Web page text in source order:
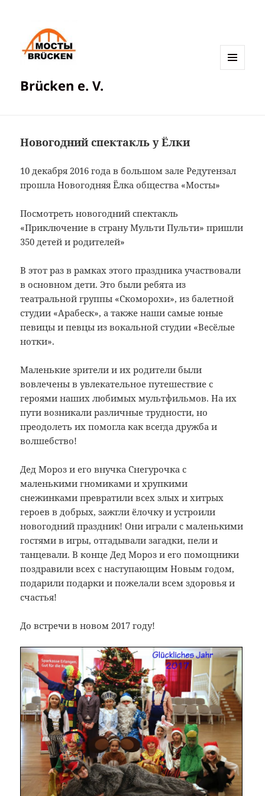
Brücken e. V.
Новогодний спектакль у Ёлки
10 декабря 2016 года в большом зале Редутензал
прошла Новогодняя Ёлка общества «Мосты»
Посмотреть новогодний спектакль
«Приключение в страну Мульти Пульти» пришли
350 детей и родителей»
В этот раз в рамках этого праздника участвовали
в основном дети. Это были ребята из
театральной группы «Скоморохи», из балетной
студии «Арабеск», а также наши самые юные
певицы и певцы из вокальной студии «Весёлые
нотки».
Маленькие зрители и их родители были
вовлечены в увлекательное путешествие с
героями наших любимых мультфильмов. На их
пути возникали различные трудности, но
преодолеть их помогла как всегда дружба и
волшебство!
Дед Мороз и его внучка Снегурочка с
маленькими гномиками и хрупкими
снежинками превратили всех злых и хитрых
героев в добрых, зажгли ёлочку и устроили
новогодний праздник! Они играли с маленькими
гостями в игры, отгадывали загадки, пели и
танцевали. В конце Дед Мороз и его помощники
поздравили всех с наступающим Новым годом,
подарили подарки и пожелали всем здоровья и
счастья!
До встречи в новом 2017 году!